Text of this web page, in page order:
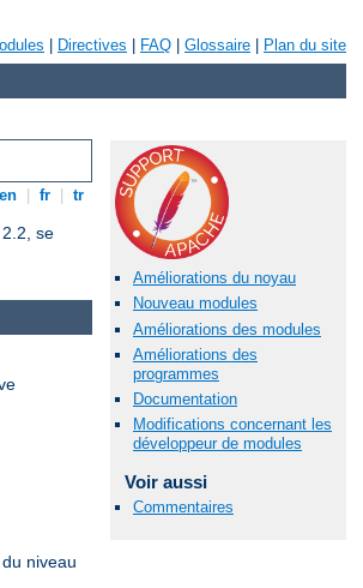
Directives FAQ Glossaire Plan du site
en fr tr
se
Améliorations du noyau
Nouveau modules
Améliorations des modules
Améliorations des
programmes
Documentation
Modifications concernant les
développeur de modules
Voir aussi
Commentaires
niveau